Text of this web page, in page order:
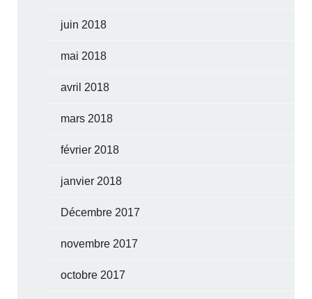
juin 2018
mai 2018
avril 2018
mars 2018
février 2018
janvier 2018
Décembre 2017
novembre 2017
octobre 2017